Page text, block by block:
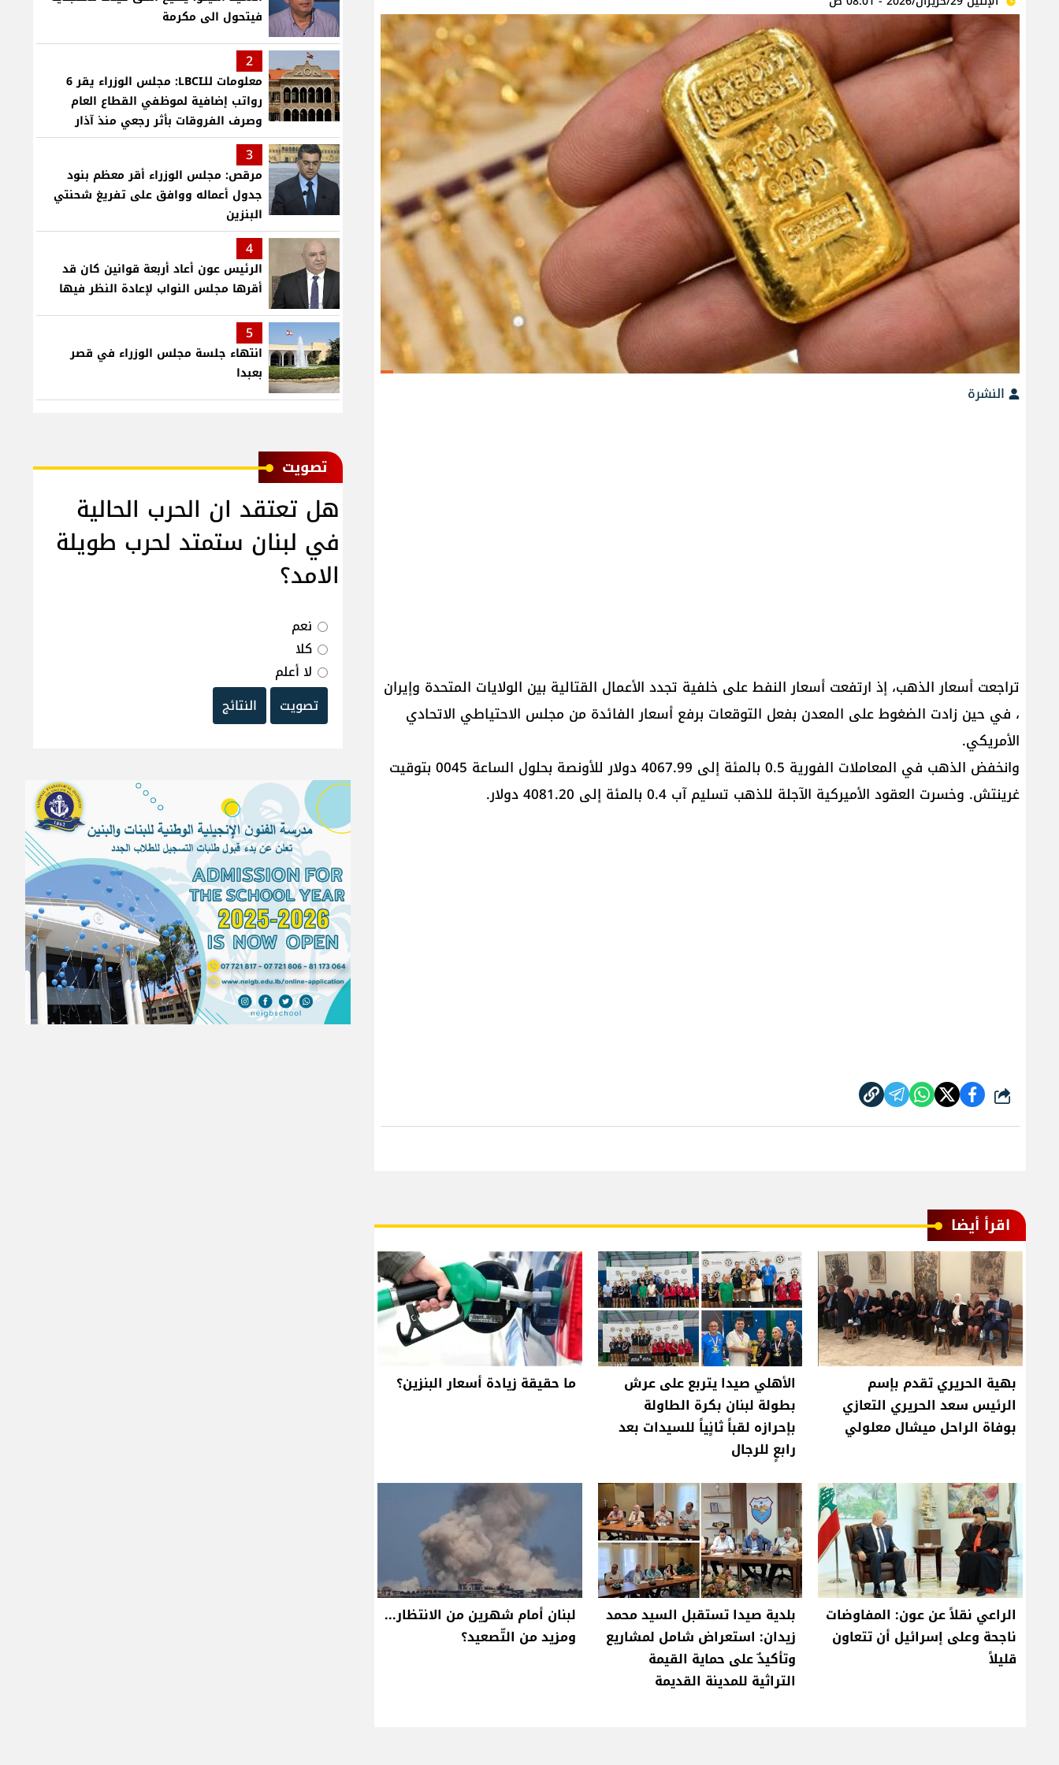
النشرة
تراجعت أسعار الذهب، إذ ارتفعت أسعار النفط على خلفية تجدد الأعمال القتالية ​بين ​الولايات المتحدة​ و​إيران​
، في حين زادت الضغوط ‌على المعدن بفعل التوقعات برفع أسعار الفائدة من مجلس الاحتياطي الاتحادي
الأمريكي.
وانخفض الذهب في المعاملات الفورية 0.5 بالمئة إلى 4067.99 دولار للأونصة بحلول ​الساعة 0045 بتوقيت
غرينتش. وخسرت العقود الأميركية ​الآجلة للذهب تسليم آب 0.4 بالمئة إلى ⁠4081.20 دولار.
شارك
اقرأ أيضا
بهية الحريري تقدم بإسم
الرئيس سعد الحريري التعازي
بوفاة الراحل ميشال معلولي
الأهلي صيدا يتربع على عرش
بطولة لبنان بكرة الطاولة
بإحرازه لقباً ثانٍياً للسيدات بعد
رابعٍ للرجال
ما حقيقة زيادة أسعار البنزين؟
الراعي نقلاً عن عون: المفاوضات
ناجحة وعلى إسرائيل أن تتعاون
قليلاً
بلدية صيدا تستقبل السيد محمد
زيدان: استعراض شامل لمشاريع
وتأكيدٌ على حماية القيمة
التراثية للمدينة القديمة
لبنان أمام شهرين من الانتظار...
ومزيد من التّصعيد؟
فيتحول الى مكرمة
2
معلومات للـLBCI: مجلس الوزراء يقر 6
رواتب إضافية لموظفي القطاع العام
وصرف الفروقات بأثر رجعي منذ آذار
3
مرقص: مجلس الوزراء أقر معظم بنود
جدول أعماله ووافق على تفريغ شحنتي
البنزين
4
الرئيس عون أعاد أربعة قوانين كان قد
أقرها مجلس النواب لإعادة النظر فيها
5
انتهاء جلسة مجلس الوزراء في قصر
بعبدا
ﺗﺼﻮﻳﺖ
هل تعتقد ان الحرب الحالية
في لبنان ستمتد لحرب طويلة
الامد؟
نعم
كلا
لا أعلم
تصويت
النتائج